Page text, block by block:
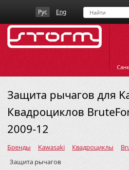
Рус Eng
Защита рычагов для
Квадроциклов
2009-12
Бренды Kawasaki Квадроциклы
Защита рычагов